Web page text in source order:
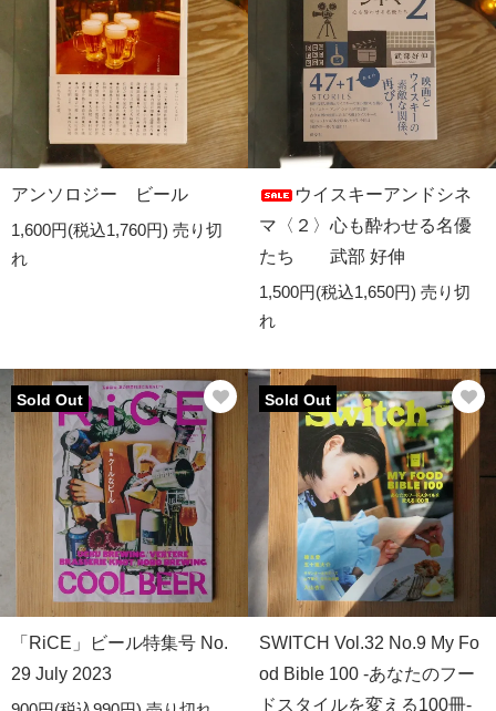
アンソロジー ビール
1,600円(税込1,760円) 売り切
れ
ウイスキーアンドシネ
マ〈２〉心も酔わせる名優
たち 武部 好伸
1,500円(税込1,650円) 売り切
れ
Sold Out
「RiCE」ビール特集号 No.
29 July 2023
Sold Out
SWITCH Vol.32 No.9 My Fo
od Bible 100 -あなたのフー
ドスタイルを変える100冊-